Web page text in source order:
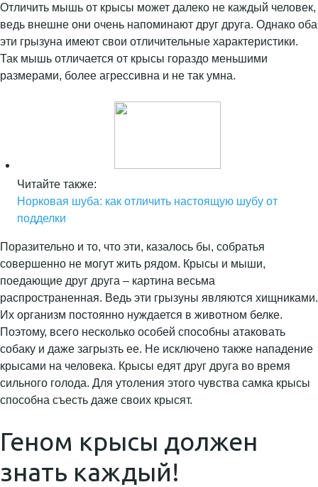
Отличить мышь от крысы может далеко не каждый человек,
ведь внешне они очень напоминают друг друга. Однако оба
эти грызуна имеют свои отличительные характеристики.
Так мышь отличается от крысы гораздо меньшими
размерами, более агрессивна и не так умна.
Читайте также:
Норковая шуба: как отличить настоящую шубу от
подделки
Поразительно и то, что эти, казалось бы, собратья
совершенно не могут жить рядом. Крысы и мыши,
поедающие друг друга – картина весьма
распространенная. Ведь эти грызуны являются хищниками.
Их организм постоянно нуждается в животном белке.
Поэтому, всего несколько особей способны атаковать
собаку и даже загрызть ее. Не исключено также нападение
крысами на человека. Крысы едят друг друга во время
сильного голода. Для утоления этого чувства самка крысы
способна съесть даже своих крысят.
Геном крысы должен
знать каждый!